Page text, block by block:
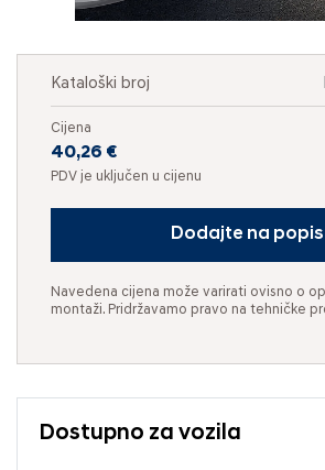
Kataloški broj
Cijena
40,26 €
PDV je uključen u cijenu
Dodajte na popis
Navedena cijena može varirati ovisno o
montaži. Pridržavamo pravo na tehničke
Dostupno za vozila